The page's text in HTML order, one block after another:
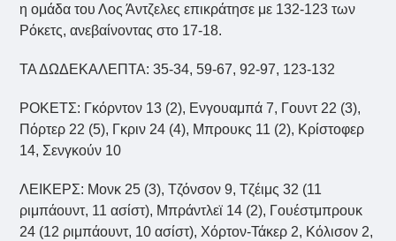
η ομάδα του Λος Άντζελες επικράτησε με 132-123 των
Ρόκετς, ανεβαίνοντας στο 17-18.
ΤΑ ΔΩΔΕΚΑΛΕΠΤΑ: 35-34, 59-67, 92-97, 123-132
ΡΟΚΕΤΣ: Γκόρντον 13 (2), Ενγουαμπά 7, Γουντ 22 (3),
Πόρτερ 22 (5), Γκριν 24 (4), Μπρουκς 11 (2), Κρίστοφερ
14, Σενγκούν 10
ΛΕΙΚΕΡΣ: Μονκ 25 (3), Τζόνσον 9, Τζέιμς 32 (11
ριμπάουντ, 11 ασίστ), Μπράντλεϊ 14 (2), Γουέστμπρουκ
24 (12 ριμπάουντ, 10 ασίστ), Χόρτον-Τάκερ 2, Κόλισον 2,